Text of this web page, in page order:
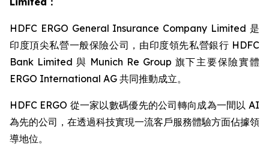
HDFC ERGO General Insurance Company Limited 是
印度頂尖私營一般保險公司，由印度領先私營銀行 HDFC
Bank Limited 與 Munich Re Group 旗下主要保險實體
ERGO International AG 共同推動成立。
HDFC ERGO 從一家以數碼優先的公司轉向成為一間以 AI
為先的公司，在透過科技實現一流客戶服務體驗方面佔據領
導地位。